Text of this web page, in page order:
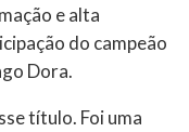
e alta
do campeão
Dora.
título. Foi uma